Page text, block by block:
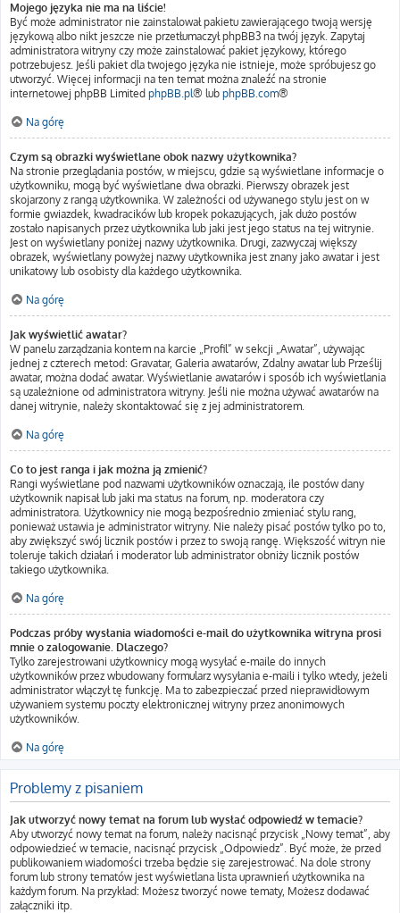
Mojego języka nie ma na liście!
Być może administrator nie zainstalował pakietu zawierającego twoją wersję
językową albo nikt jeszcze nie przetłumaczył phpBB3 na twój język. Zapytaj
administratora witryny czy może zainstalować pakiet językowy, którego
potrzebujesz. Jeśli pakiet dla twojego języka nie istnieje, może spróbujesz go
utworzyć. Więcej informacji na ten temat można znaleźć na stronie
internetowej phpBB Limited phpBB.pl® lub phpBB.com®
Na górę
Czym są obrazki wyświetlane obok nazwy użytkownika?
Na stronie przeglądania postów, w miejscu, gdzie są wyświetlane informacje o
użytkowniku, mogą być wyświetlane dwa obrazki. Pierwszy obrazek jest
skojarzony z rangą użytkownika. W zależności od używanego stylu jest on w
formie gwiazdek, kwadracików lub kropek pokazujących, jak dużo postów
zostało napisanych przez użytkownika lub jaki jest jego status na tej witrynie.
Jest on wyświetlany poniżej nazwy użytkownika. Drugi, zazwyczaj większy
obrazek, wyświetlany powyżej nazwy użytkownika jest znany jako awatar i jest
unikatowy lub osobisty dla każdego użytkownika.
Na górę
Jak wyświetlić awatar?
W panelu zarządzania kontem na karcie „Profil” w sekcji „Awatar”, używając
jednej z czterech metod: Gravatar, Galeria awatarów, Zdalny awatar lub Prześlij
awatar, można dodać awatar. Wyświetlanie awatarów i sposób ich wyświetlania
są uzależnione od administratora witryny. Jeśli nie można używać awatarów na
danej witrynie, należy skontaktować się z jej administratorem.
Na górę
Co to jest ranga i jak można ją zmienić?
Rangi wyświetlane pod nazwami użytkowników oznaczają, ile postów dany
użytkownik napisał lub jaki ma status na forum, np. moderatora czy
administratora. Użytkownicy nie mogą bezpośrednio zmieniać stylu rang,
ponieważ ustawia je administrator witryny. Nie należy pisać postów tylko po to,
aby zwiększyć swój licznik postów i przez to swoją rangę. Większość witryn nie
toleruje takich działań i moderator lub administrator obniży licznik postów
takiego użytkownika.
Na górę
Podczas próby wysłania wiadomości e-mail do użytkownika witryna prosi
mnie o zalogowanie. Dlaczego?
Tylko zarejestrowani użytkownicy mogą wysyłać e-maile do innych
użytkowników przez wbudowany formularz wysyłania e-maili i tylko wtedy, jeżeli
administrator włączył tę funkcję. Ma to zabezpieczać przed nieprawidłowym
używaniem systemu poczty elektronicznej witryny przez anonimowych
użytkowników.
Na górę
Problemy z pisaniem
Jak utworzyć nowy temat na forum lub wysłać odpowiedź w temacie?
Aby utworzyć nowy temat na forum, należy nacisnąć przycisk „Nowy temat”, aby
odpowiedzieć w temacie, nacisnąć przycisk „Odpowiedz”. Być może, że przed
publikowaniem wiadomości trzeba będzie się zarejestrować. Na dole strony
forum lub strony tematów jest wyświetlana lista uprawnień użytkownika na
każdym forum. Na przykład: Możesz tworzyć nowe tematy, Możesz dodawać
załączniki itp.